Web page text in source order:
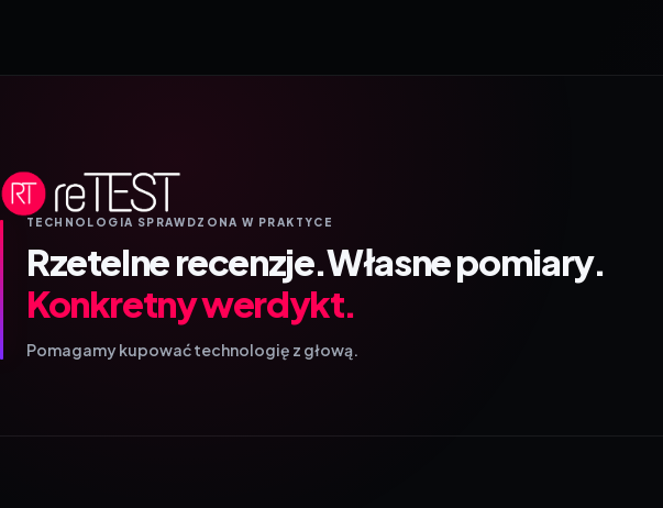
TECHNOLOGIA SPRAWDZONA W PRAKTYCE
Rzetelne recenzje.Własne pomiary.
Konkretny werdykt.
Pomagamy kupować technologię z głową.